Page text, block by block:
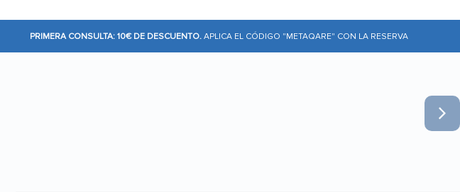
PRIMERA CONSULTA: 10€ DE DESCUENTO. APLICA EL CÓDIGO "METAQARE" CON LA RESERVA